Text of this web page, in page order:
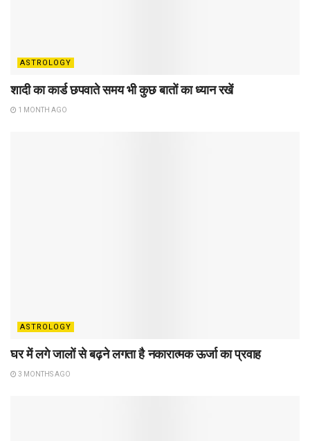
ASTROLOGY
शादी का कार्ड छपवाते समय भी कुछ बातों का ध्यान रखें
1 MONTH AGO
ASTROLOGY
घर में लगे जालों से बढ़ने लगता है नकारात्मक ऊर्जा का प्रवाह
3 MONTHS AGO